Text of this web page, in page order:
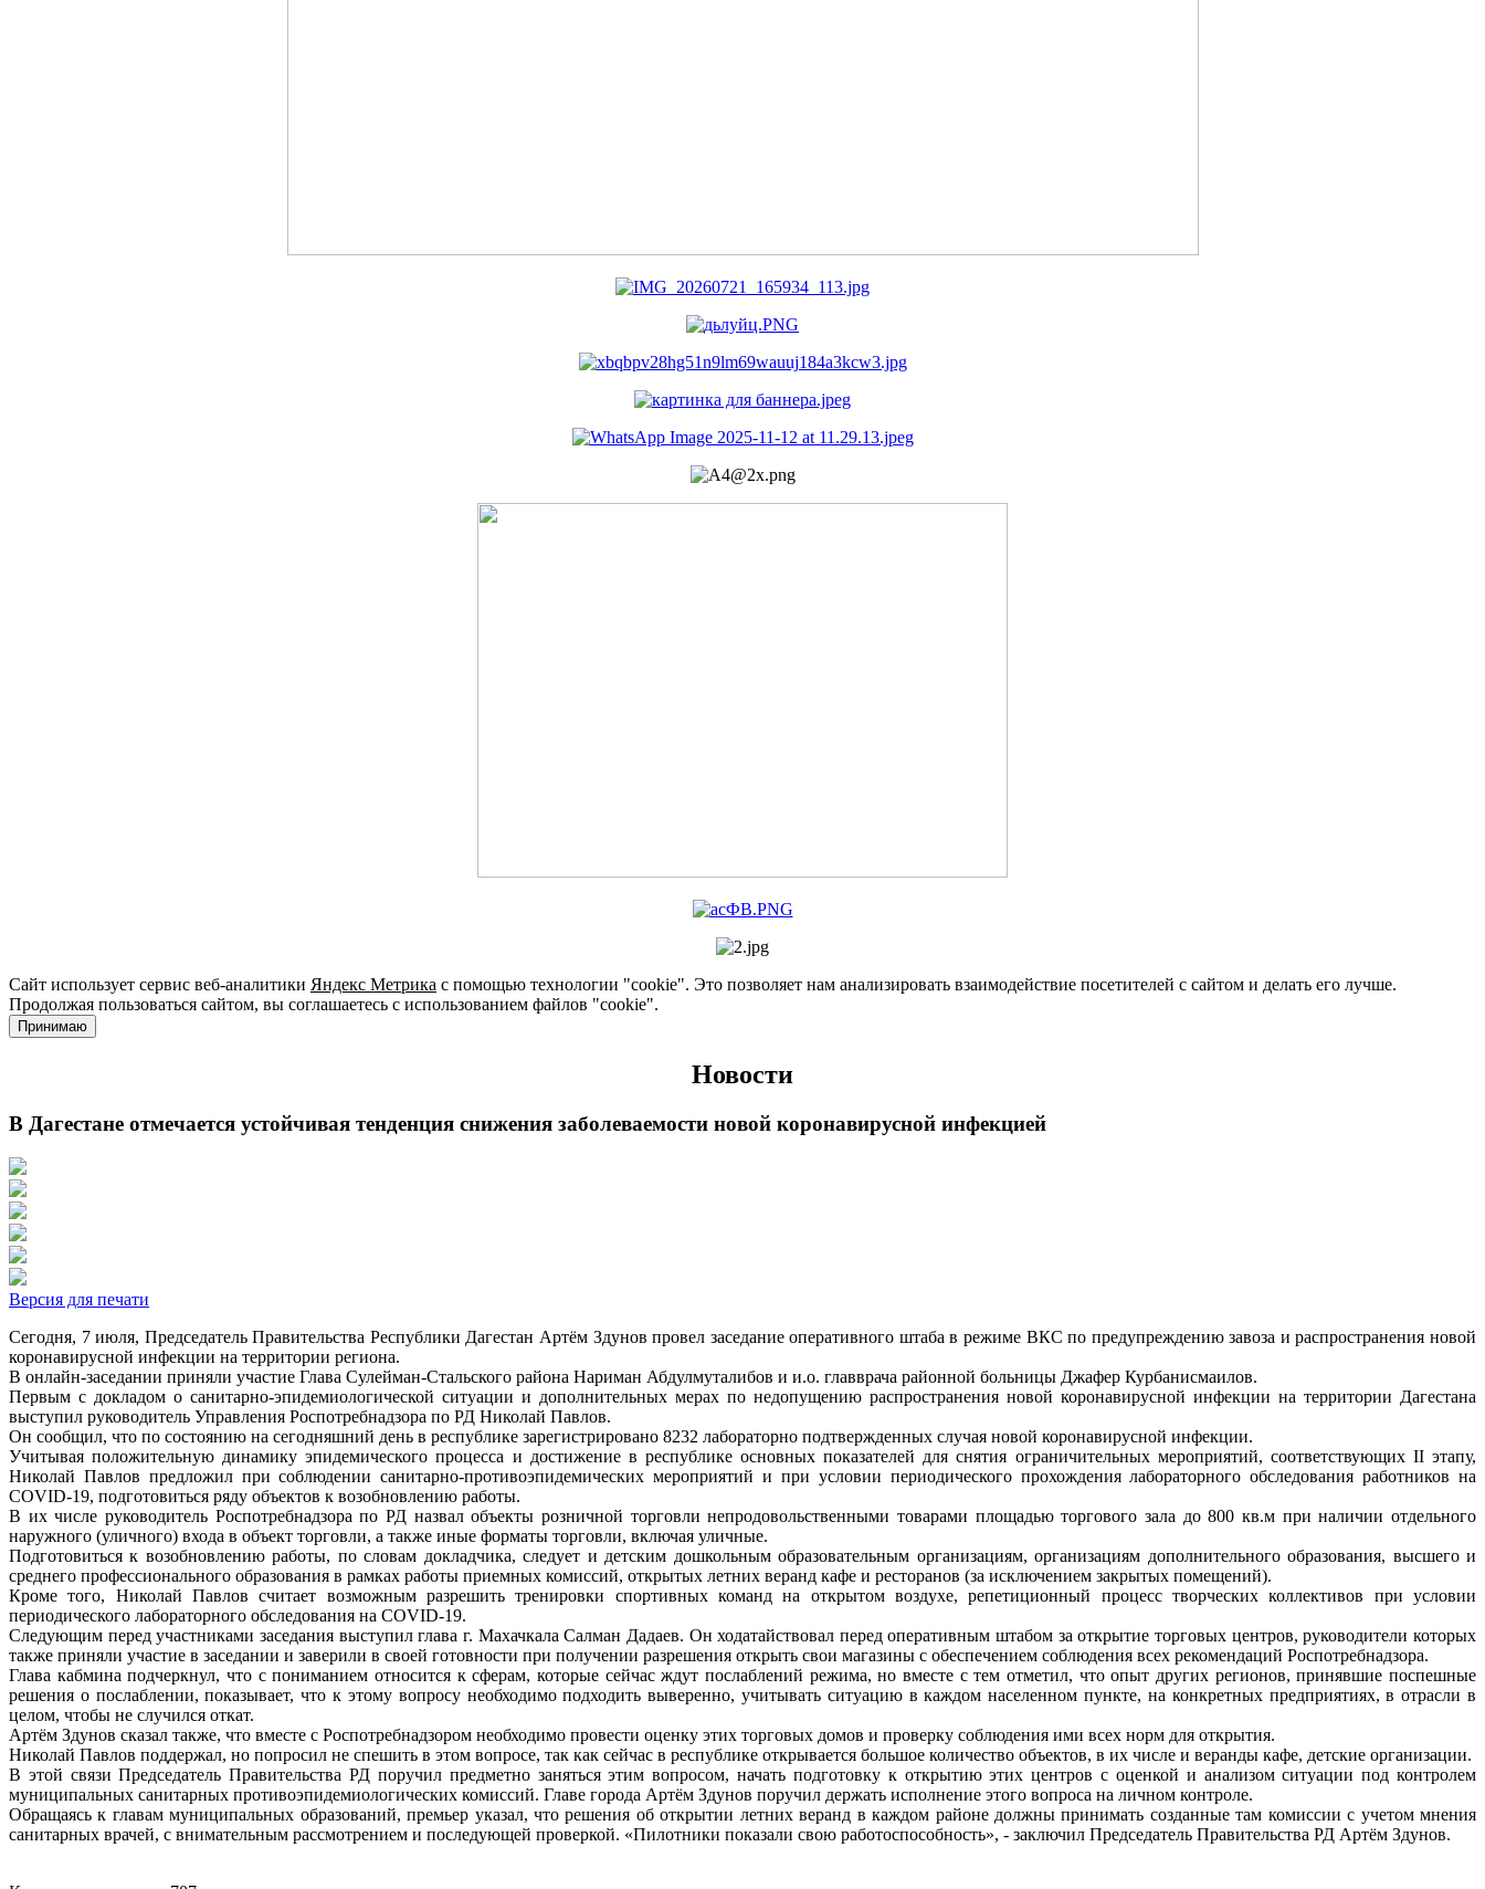
Сайт использует сервис веб-аналитики Яндекс Метрика с помощью технологии "cookie". Это позволяет нам анализировать взаимодействие посетителей с сайтом и делать его лучше.
Продолжая пользоваться сайтом, вы соглашаетесь с использованием файлов "cookie".
Принимаю
Новости
В Дагестане отмечается устойчивая тенденция снижения заболеваемости новой коронавирусной инфекцией
Версия для печати
Сегодня, 7 июля, Председатель Правительства Республики Дагестан Артём Здунов провел заседание оперативного штаба в режиме ВКС по предупреждению завоза и распространения новой
коронавирусной инфекции на территории региона.
В онлайн-заседании приняли участие Глава Сулейман-Стальского района Нариман Абдулмуталибов и и.о. главврача районной больницы Джафер Курбанисмаилов.
Первым с докладом о санитарно-эпидемиологической ситуации и дополнительных мерах по недопущению распространения новой коронавирусной инфекции на территории Дагестана
выступил руководитель Управления Роспотребнадзора по РД Николай Павлов.
Он сообщил, что по состоянию на сегодняшний день в республике зарегистрировано 8232 лабораторно подтвержденных случая новой коронавирусной инфекции.
Учитывая положительную динамику эпидемического процесса и достижение в республике основных показателей для снятия ограничительных мероприятий, соответствующих II этапу,
Николай Павлов предложил при соблюдении санитарно-противоэпидемических мероприятий и при условии периодического прохождения лабораторного обследования работников на
COVID-19, подготовиться ряду объектов к возобновлению работы.
В их числе руководитель Роспотребнадзора по РД назвал объекты розничной торговли непродовольственными товарами площадью торгового зала до 800 кв.м при наличии отдельного
наружного (уличного) входа в объект торговли, а также иные форматы торговли, включая уличные.
Подготовиться к возобновлению работы, по словам докладчика, следует и детским дошкольным образовательным организациям, организациям дополнительного образования, высшего и
среднего профессионального образования в рамках работы приемных комиссий, открытых летних веранд кафе и ресторанов (за исключением закрытых помещений).
Кроме того, Николай Павлов считает возможным разрешить тренировки спортивных команд на открытом воздухе, репетиционный процесс творческих коллективов при условии
периодического лабораторного обследования на COVID-19.
Следующим перед участниками заседания выступил глава г. Махачкала Салман Дадаев. Он ходатайствовал перед оперативным штабом за открытие торговых центров, руководители которых
также приняли участие в заседании и заверили в своей готовности при получении разрешения открыть свои магазины с обеспечением соблюдения всех рекомендаций Роспотребнадзора.
Глава кабмина подчеркнул, что с пониманием относится к сферам, которые сейчас ждут послаблений режима, но вместе с тем отметил, что опыт других регионов, принявшие поспешные
решения о послаблении, показывает, что к этому вопросу необходимо подходить выверенно, учитывать ситуацию в каждом населенном пункте, на конкретных предприятиях, в отрасли в
целом, чтобы не случился откат.
Артём Здунов сказал также, что вместе с Роспотребнадзором необходимо провести оценку этих торговых домов и проверку соблюдения ими всех норм для открытия.
Николай Павлов поддержал, но попросил не спешить в этом вопросе, так как сейчас в республике открывается большое количество объектов, в их числе и веранды кафе, детские организации.
В этой связи Председатель Правительства РД поручил предметно заняться этим вопросом, начать подготовку к открытию этих центров с оценкой и анализом ситуации под контролем
муниципальных санитарных противоэпидемиологических комиссий. Главе города Артём Здунов поручил держать исполнение этого вопроса на личном контроле.
Обращаясь к главам муниципальных образований, премьер указал, что решения об открытии летних веранд в каждом районе должны принимать созданные там комиссии с учетом мнения
санитарных врачей, с внимательным рассмотрением и последующей проверкой. «Пилотники показали свою работоспособность», - заключил Председатель Правительства РД Артём Здунов.